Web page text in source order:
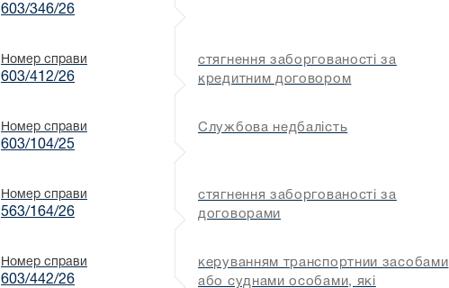
603/346/26
Номер справи
603/412/26
стягнення заборгованості за
кредитним договором
Номер справи
603/104/25
Службова недбалість
Номер справи
563/164/26
стягнення заборгованості за
договорами
Номер справи
603/442/26
керуванням транспортнии засобами
або суднами особами, які